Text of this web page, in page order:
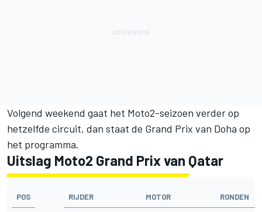
Volgend weekend gaat het Moto2-seizoen verder op
hetzelfde circuit, dan staat de Grand Prix van Doha op
het programma.
Uitslag Moto2 Grand Prix van Qatar
POS RIJDER MOTOR RONDEN